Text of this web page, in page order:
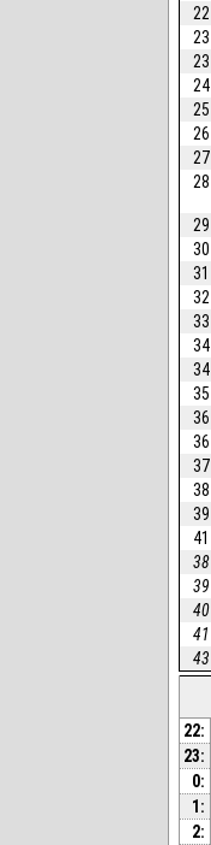
22
23
23
24
25
26
27
28
29
30
31
32
33
34
34
35
36
36
37
38
39
41
38
39
40
41
43
22:
23:
0:
1:
2: